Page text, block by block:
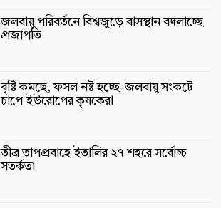
জলবায়ু পরিবর্তনে বিশ্বজুড়ে বাসস্থান বদলাচ্ছে
প্রজাপতি
বৃষ্টি কমছে, ফসল নষ্ট হচ্ছে-জলবায়ু সংকটে
চাপে ইউরোপের কৃষকেরা
তীব্র তাপপ্রবাহে ইতালির ২৭ শহরে সর্বোচ্চ
সতর্কতা